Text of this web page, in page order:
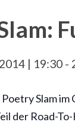
| 19:30 -
Slam
der Road-